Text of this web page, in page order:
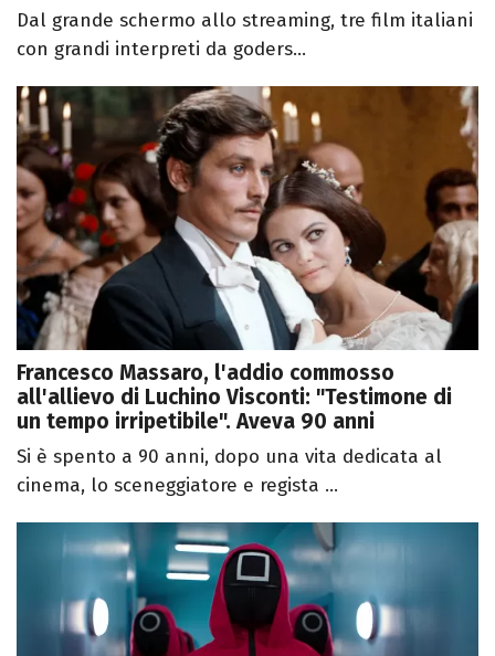
Dal grande schermo allo streaming, tre film italiani
con grandi interpreti da goders...
Francesco Massaro, l'addio commosso
all'allievo di Luchino Visconti: "Testimone di
un tempo irripetibile". Aveva 90 anni
Si è spento a 90 anni, dopo una vita dedicata al
cinema, lo sceneggiatore e regista ...